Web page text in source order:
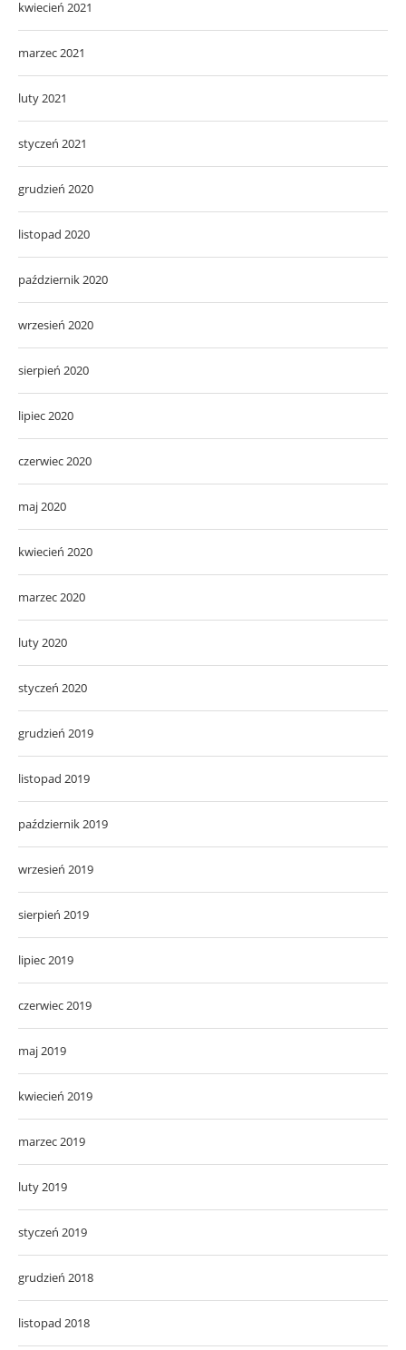
kwiecień 2021
marzec 2021
luty 2021
styczeń 2021
grudzień 2020
listopad 2020
październik 2020
wrzesień 2020
sierpień 2020
lipiec 2020
czerwiec 2020
maj 2020
kwiecień 2020
marzec 2020
luty 2020
styczeń 2020
grudzień 2019
listopad 2019
październik 2019
wrzesień 2019
sierpień 2019
lipiec 2019
czerwiec 2019
maj 2019
kwiecień 2019
marzec 2019
luty 2019
styczeń 2019
grudzień 2018
listopad 2018